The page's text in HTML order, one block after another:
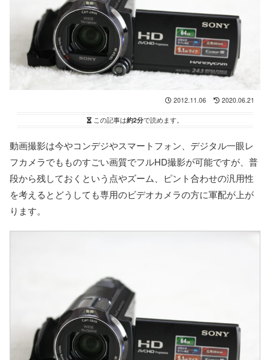
2012.11.06 2020.06.21
この記事は約2分で読めます。
動画撮影は今やコンデジやスマートフォン、デジタル一眼レ
フカメラでもものすごい画質でフルHD撮影が可能ですが、普
段から残しておくという点やズーム、ピント合わせの汎用性
を考えるとどうしても専用のビデオカメラの方に軍配が上が
ります。